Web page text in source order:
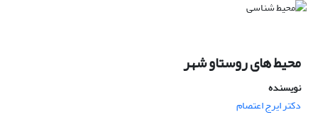
محیط های روستاو شهر
نویسنده
دکتر ایرج اعتصام